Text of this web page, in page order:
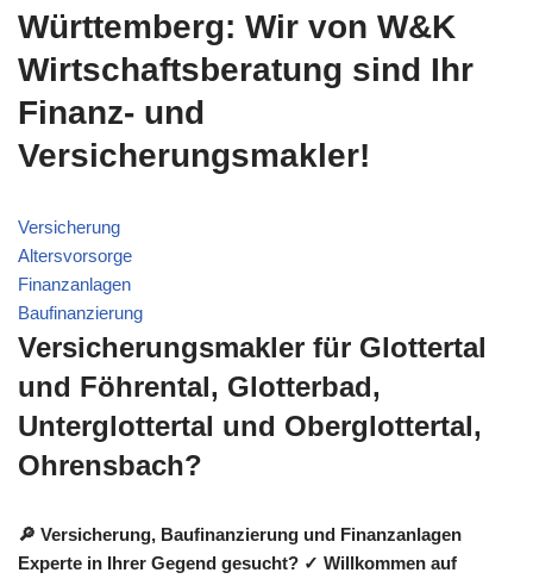
Württemberg: Wir von W&K
Wirtschaftsberatung sind Ihr
Finanz- und
Versicherungsmakler!
Versicherung
Altersvorsorge
Finanzanlagen
Baufinanzierung
Versicherungsmakler für Glottertal
und Föhrental, Glotterbad,
Unterglottertal und Oberglottertal,
Ohrensbach?
🔎 Versicherung, Baufinanzierung und Finanzanlagen
Experte in Ihrer Gegend gesucht? ✓ Willkommen auf